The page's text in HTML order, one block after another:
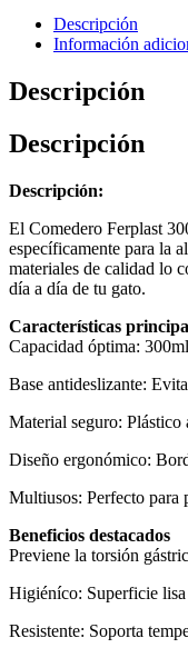
Descripción
Información
Descripción
Descripción
Descripción:
El Comedero Ferplast
específicamente para la
materiales de calidad lo
día a día de tu gato.
Características
Capacidad óptima:
Base antideslizante:
Material seguro:
Diseño ergonómico:
Multiusos: Perfecto para
Beneficios destacados
Previene la torsión
Higiéníco: Superficie
Resistente: Soporta